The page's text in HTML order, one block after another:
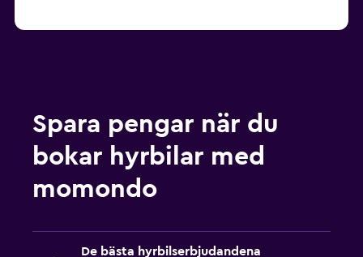
Spara pengar när du
bokar hyrbilar med
momondo
De bästa hyrbilserbjudandena